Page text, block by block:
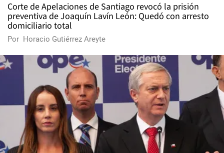
Corte de Apelaciones de Santiago revocó la prisión
preventiva de Joaquín Lavín León: Quedó con arresto
domiciliario total
Por Horacio Gutiérrez Areyte